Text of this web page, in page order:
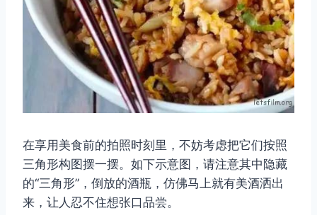
在享用美食前的拍照时刻里，不妨考虑把它们按照
三角形构图摆一摆。如下示意图，请注意其中隐藏
的“三角形”，倒放的酒瓶，仿佛马上就有美酒洒出
来，让人忍不住想张口品尝。